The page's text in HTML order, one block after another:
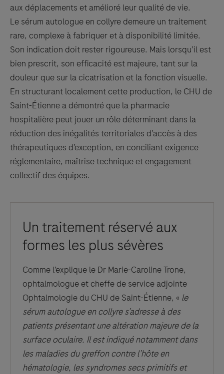
aux déplacements et amélioré leur qualité de vie.
Le sérum autologue en collyre demeure un traitement
rare, complexe à fabriquer et à disponibilité limitée.
Son indication doit rester rigoureuse. Mais lorsqu’il est
bien prescrit, son efficacité est majeure, tant sur la
douleur que sur la cicatrisation et la fonction visuelle.
En structurant localement cette production, le CHU de
Saint-Étienne a démontré que la pharmacie
hospitalière peut jouer un rôle déterminant dans la
réduction des inégalités territoriales d’accès à des
thérapeutiques d’exception, en conciliant exigence
réglementaire, maîtrise technique et engagement
collectif des équipes.
Un traitement réservé aux
formes les plus sévères
Comme l’explique le Dr Marie-Caroline Trone,
ophtalmologue et cheffe de service adjointe
Ophtalmologie du CHU de Saint-Étienne, « le
sérum autologue en collyre s’adresse à des
patients présentant une altération majeure de la
surface oculaire. Il est indiqué notamment dans
les maladies du greffon contre l’hôte en
hématologie, les syndromes secs primitifs et